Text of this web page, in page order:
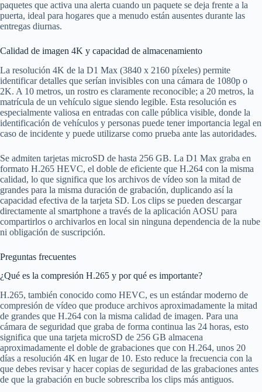
paquetes que activa una alerta cuando un paquete se deja frente a la
puerta, ideal para hogares que a menudo están ausentes durante las
entregas diurnas.
Calidad de imagen 4K y capacidad de almacenamiento
La resolución 4K de la D1 Max (3840 x 2160 píxeles) permite
identificar detalles que serían invisibles con una cámara de 1080p o
2K. A 10 metros, un rostro es claramente reconocible; a 20 metros, la
matrícula de un vehículo sigue siendo legible. Esta resolución es
especialmente valiosa en entradas con calle pública visible, donde la
identificación de vehículos y personas puede tener importancia legal en
caso de incidente y puede utilizarse como prueba ante las autoridades.
Se admiten tarjetas microSD de hasta 256 GB. La D1 Max graba en
formato H.265 HEVC, el doble de eficiente que H.264 con la misma
calidad, lo que significa que los archivos de vídeo son la mitad de
grandes para la misma duración de grabación, duplicando así la
capacidad efectiva de la tarjeta SD. Los clips se pueden descargar
directamente al smartphone a través de la aplicación AOSU para
compartirlos o archivarlos en local sin ninguna dependencia de la nube
ni obligación de suscripción.
Preguntas frecuentes
¿Qué es la compresión H.265 y por qué es importante?
H.265, también conocido como HEVC, es un estándar moderno de
compresión de vídeo que produce archivos aproximadamente la mitad
de grandes que H.264 con la misma calidad de imagen. Para una
cámara de seguridad que graba de forma continua las 24 horas, esto
significa que una tarjeta microSD de 256 GB almacena
aproximadamente el doble de grabaciones que con H.264, unos 20
días a resolución 4K en lugar de 10. Esto reduce la frecuencia con la
que debes revisar y hacer copias de seguridad de las grabaciones antes
de que la grabación en bucle sobrescriba los clips más antiguos.